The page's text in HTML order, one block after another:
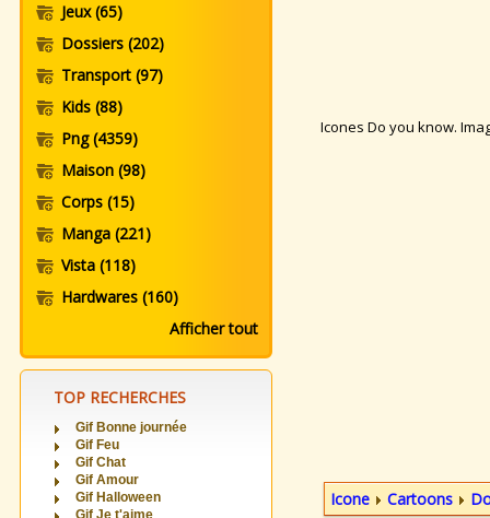
Jeux(65)
Dossiers (202)
Transport (97)
Kids (88)
Png(4359)
Maison (98)
Corps (15)
Manga (221)
Vista (118)
Hardwares (160)
Afficher tout
TOP RECHERCHES
Gif Bonne journée
Gif Feu
Gif Chat
Gif Amour
Gif Halloween
Gif Je t'aime
Icones Do you know.
Icone Cartoons